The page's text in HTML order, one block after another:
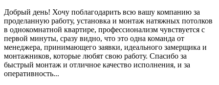
Добрый день! Хочу поблагодарить всю вашу компанию за
проделанную работу, установка и монтаж натяжных потолков
в однокомнатной квартире, профессионализм чувствуется с
первой минуты, сразу видно, что это одна команда от
менеджера, принимающего заявки, идеального замерщика и
монтажников, которые любят свою работу. Спасибо за
быстрый монтаж и отличное качество исполнения, и за
оперативность...